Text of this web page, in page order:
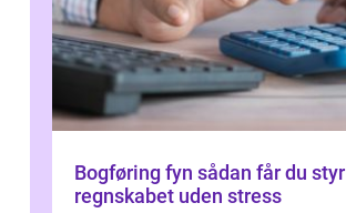
Bogføring fyn sådan får du styr på
regnskabet uden stress